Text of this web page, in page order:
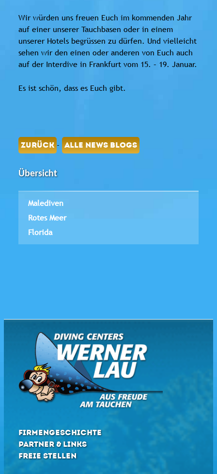
Wir würden uns freuen Euch im kommenden Jahr
auf einer unserer Tauchbasen oder in einem
unserer Hotels begrüssen zu dürfen. Und vielleicht
sehen wir den einen oder anderen von Euch auch
auf der Interdive in Frankfurt vom 15. – 19. Januar.
Es ist schön, dass es Euch gibt.
ZURÜCK - ALLE NEWS BLOGS
Übersicht
Malediven
Rotes Meer
Florida
FIRMENGESCHICHTE
PARTNER & LINKS
FREIE STELLEN